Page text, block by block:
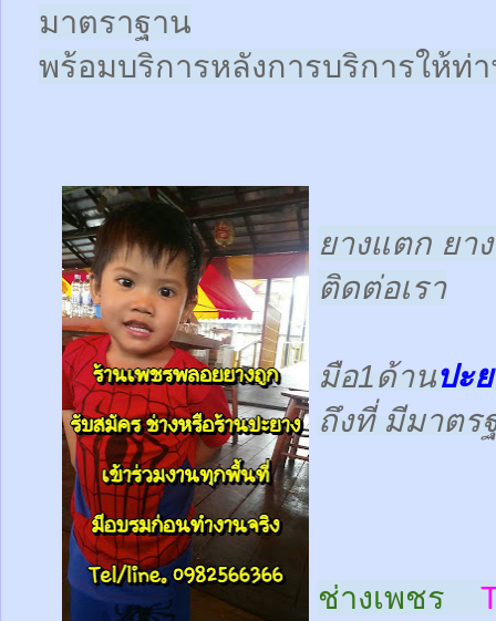
มาตราฐาน
พร้อมบริการหลังการบริการให้ท่
ยางแตก ยา
ติดต่อเรา
มือ1ด้านปะ
ถึงที่ มีมาตร
ช่างเพชร